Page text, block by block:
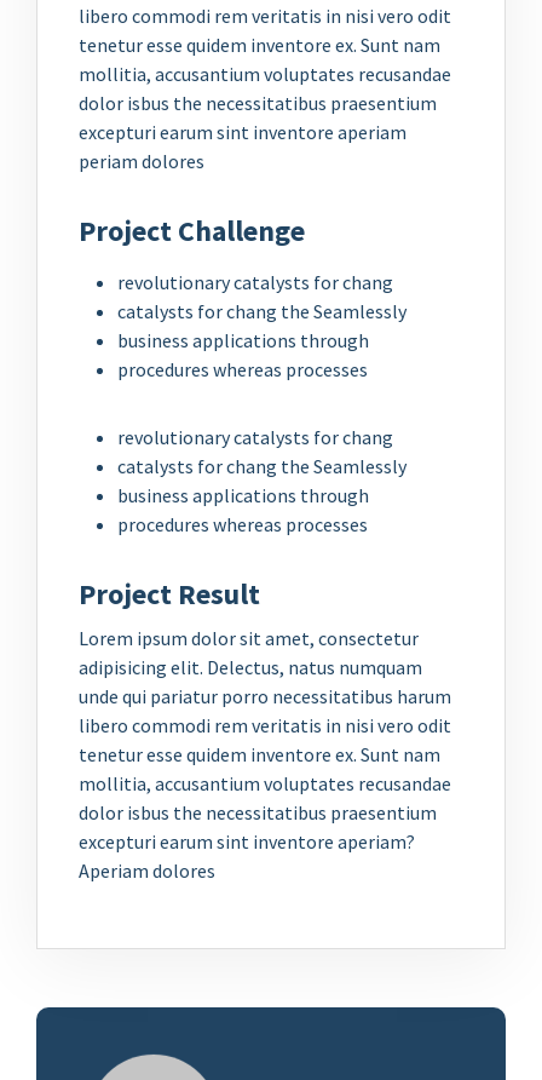
libero commodi rem veritatis in nisi vero odit
tenetur esse quidem inventore ex. Sunt nam
mollitia, accusantium voluptates recusandae
dolor isbus the necessitatibus praesentium
excepturi earum sint inventore aperiam
periam dolores
Project Challenge
revolutionary catalysts for chang
catalysts for chang the Seamlessly
business applications through
procedures whereas processes
revolutionary catalysts for chang
catalysts for chang the Seamlessly
business applications through
procedures whereas processes
Project Result
Lorem ipsum dolor sit amet, consectetur
adipisicing elit. Delectus, natus numquam
unde qui pariatur porro necessitatibus harum
libero commodi rem veritatis in nisi vero odit
tenetur esse quidem inventore ex. Sunt nam
mollitia, accusantium voluptates recusandae
dolor isbus the necessitatibus praesentium
excepturi earum sint inventore aperiam?
Aperiam dolores